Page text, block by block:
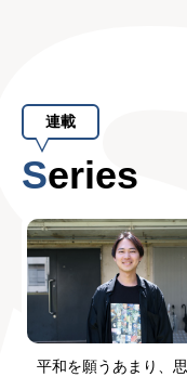
連載
Series
平和を願うあまり、